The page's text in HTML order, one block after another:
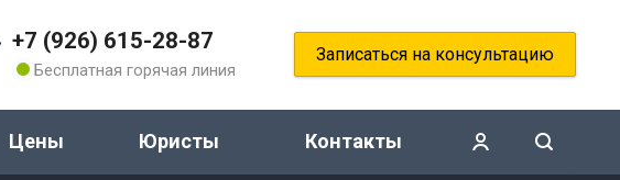
+7 (926) 615-28-87
Бесплатная горячая линия
Записаться на консультацию
Цены Юристы Контакты